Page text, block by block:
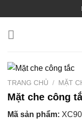
qua
nội
TRANG CHỦ / MẶT
Mặt che công
Mã sản phẩm: